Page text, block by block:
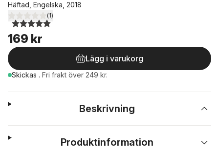
Häftad, Engelska, 2018
5,0utav 5 stjärnor. Totalt antal röster:
(1)
169 kr
Lägg i varukorg
Skickas . Fri frakt över 249 kr.
Beskrivning
Produktinformation